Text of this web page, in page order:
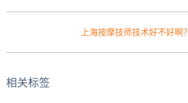
上海按摩技师技术好不好啊？
相关标签